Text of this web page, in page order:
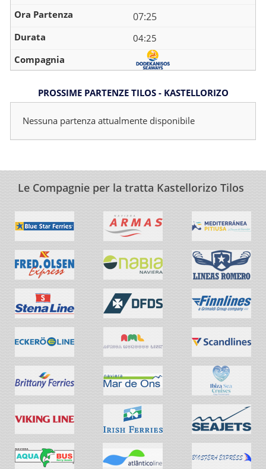
07:25
04:25
PROSSIME PARTENZE TILOS - KASTELLORIZO
Nessuna partenza attualmente disponibile
Le Compagnie per la tratta Kastellorizo Tilos